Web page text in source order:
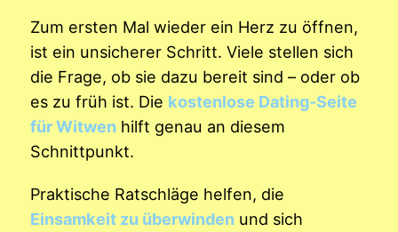
Zum ersten Mal wieder ein Herz zu öffnen,
ist ein unsicherer Schritt. Viele stellen sich
die Frage, ob sie dazu bereit sind – oder ob
es zu früh ist. Die kostenlose Dating-Seite
für Witwen hilft genau an diesem
Schnittpunkt.
Praktische Ratschläge helfen, die
Einsamkeit zu überwinden und sich